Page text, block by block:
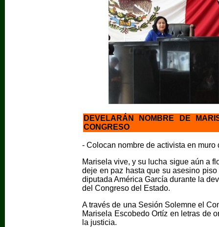
DEVELARÁN NOMBRE DE
CONGRESO
- Colocan nombre de activista en
Marisela vive, y su lucha sigue aún a
deje en paz hasta que su asesino
diputada América García durante la
del Congreso del Estado.
A través de una Sesión Solemne el
Marisela Escobedo Ortíz en letras de
la justicia.